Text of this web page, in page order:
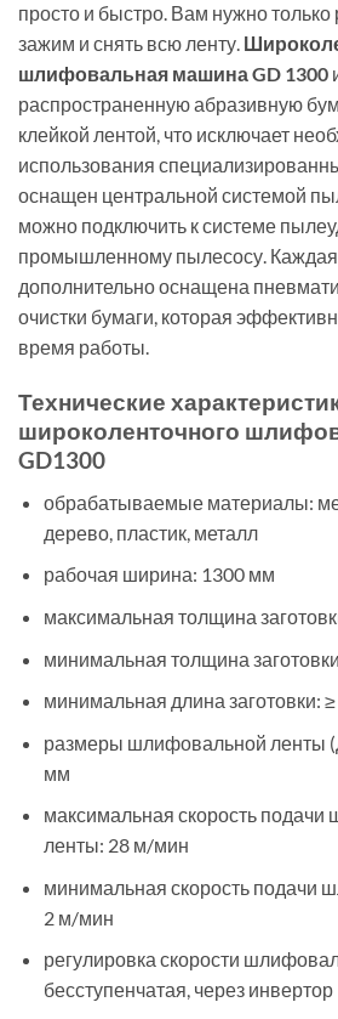
просто и быстро. Вам нужно только
зажим и снять всю ленту.
шлифовальная машина GD 1300
распространенную абразивную
клейкой лентой, что исключает
использования
оснащен центральной системой
можно подключить к системе
промышленному пылесосу. Каждая
дополнительно оснащена
очистки бумаги, которая
время работы.
Технические
широколенточного
GD1300
обрабатываемые материалы:
дерево, пластик, металл
рабочая ширина: 1300 мм
максимальная толщина
минимальная толщина
минимальная длина заготовки:
размеры шлифовальной ленты
мм
максимальная скорость
ленты: 28 м/мин
минимальная скорость подачи
2 м/мин
регулировка скорости
бесступенчатая, через инвертор